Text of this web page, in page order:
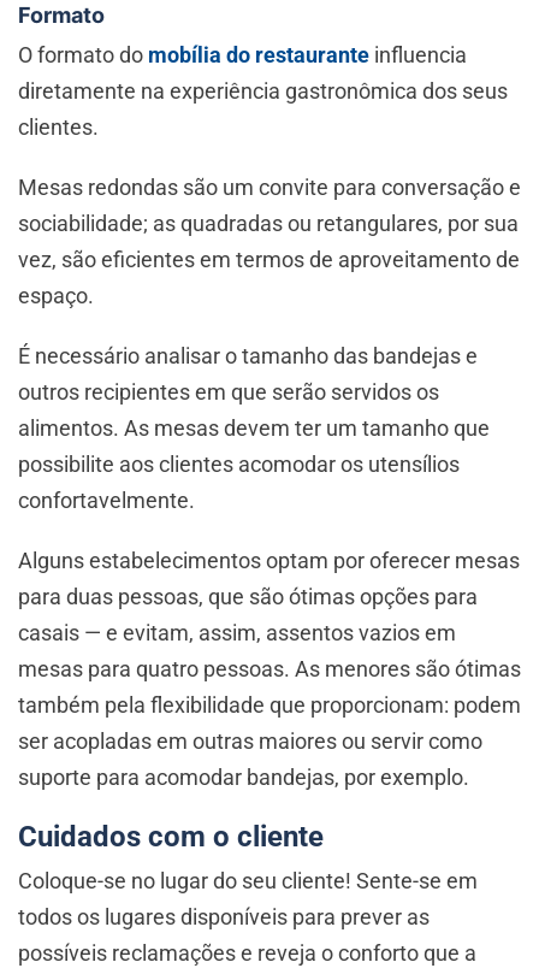
Formato
O formato do mobília do restaurante influencia
diretamente na experiência gastronômica dos seus
clientes.
Mesas redondas são um convite para conversação e
sociabilidade; as quadradas ou retangulares, por sua
vez, são eficientes em termos de aproveitamento de
espaço.
É necessário analisar o tamanho das bandejas e
outros recipientes em que serão servidos os
alimentos. As mesas devem ter um tamanho que
possibilite aos clientes acomodar os utensílios
confortavelmente.
Alguns estabelecimentos optam por oferecer mesas
para duas pessoas, que são ótimas opções para
casais — e evitam, assim, assentos vazios em
mesas para quatro pessoas. As menores são ótimas
também pela flexibilidade que proporcionam: podem
ser acopladas em outras maiores ou servir como
suporte para acomodar bandejas, por exemplo.
Cuidados com o cliente
Coloque-se no lugar do seu cliente! Sente-se em
todos os lugares disponíveis para prever as
possíveis reclamações e reveja o conforto que a